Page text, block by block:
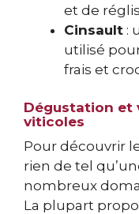
et de
Cinsault :
utilisé
frais et
Dégustation et
viticoles
Pour découvrir
rien de tel
nombreux
La plupart